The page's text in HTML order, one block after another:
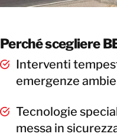
Perché scegliere
Interventi
emergenze
Tecnologie
messa in